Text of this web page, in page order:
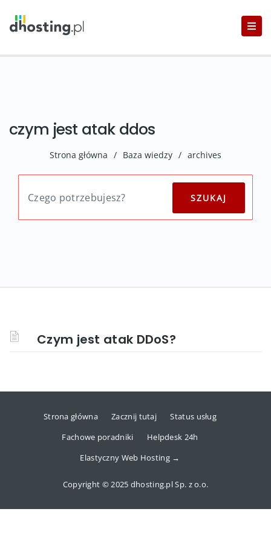
czym jest atak ddos
Strona główna / Baza wiedzy / archives
Czym jest atak DDoS?
Strona główna Zacznij tutaj
Status usług
Fachowe poradniki
Helpdesk 24h
Elastyczny Web Hosting →
Copyright © 2025 dhosting.pl Sp. z o.o.